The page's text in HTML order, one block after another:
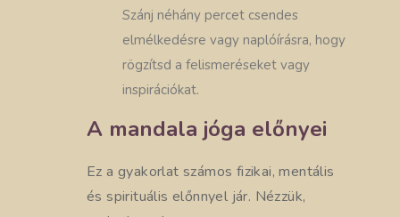
Szánj néhány percet csendes
elmélkedésre vagy naplóírásra, hogy
rögzítsd a felismeréseket vagy
inspirációkat.
A mandala jóga előnyei
Ez a gyakorlat számos fizikai, mentális
és spirituális előnnyel jár. Nézzük,